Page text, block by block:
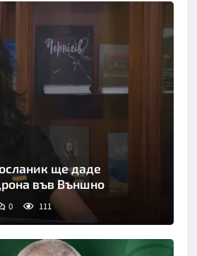
ще даде
във Външно
0 111